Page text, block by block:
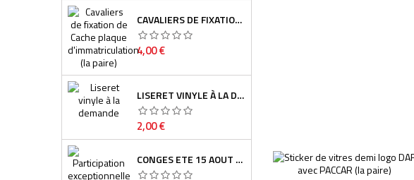
CAVALIERS DE FIXATION DE CACHE PLAQUE D'IMMATRICULATION (LA PAIRE)
Prix
4,00 €
LISERET VINYLE À LA DEMANDE
Prix
2,00 €
CONGES ETE 15 AOUT - 7 SEPTEMBRE